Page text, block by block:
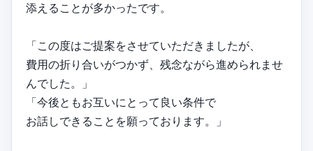
添えることが多かったです。
「この度はご提案をさせていただきましたが、
費用の折り合いがつかず、残念ながら進められませ
んでした。」
「今後ともお互いにとって良い条件で
お話しできることを願っております。」